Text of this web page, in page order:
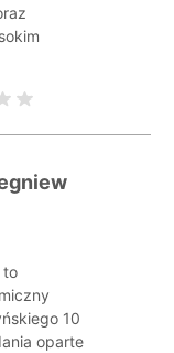
to
10
oparte